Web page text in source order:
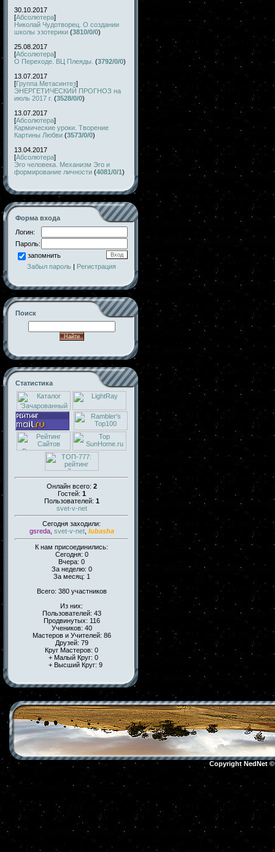
30.10.2017
[Абсолютера]
Николай Чудотворец. О создании
школы эзотерики (3810/0/0)
25.08.2017
[Абсолютера]
О Переходе. ВЦ Плеяды. (3792/0/0)
13.07.2017
[Группа Метасинтез]
ЭНЕРГЕТИЧЕСКИЙ ПРОГНОЗ на
июль 2017 г. (3528/0/0)
13.07.2017
[Абсолютера]
Кармические уроки. Творение
Картины Любви (3573/0/0)
13.04.2017
[Абсолютера]
Эго человека. Механизм Эго и
формирование личности (4081/0/1)
Форма входа
Логин:
Пароль:
запомнить
Забыл пароль | Регистрация
Поиск
Статистика
Онлайн всего: 2
Гостей: 1
Пользователей: 1
svet-v-net
Сегодня заходили:
gsreda, svet-v-net, lubasha
К нам присоединились:
Сегодня: 0
Вчера: 0
За неделю: 0
За месяц: 1
Всего: 380 участников
Из них:
Пользователей: 43
Продвинутых: 116
Учеников: 40
Мастеров и Учителей: 86
Друзей: 79
Круг Мастеров: 0
+ Малый Круг: 0
+ Высший Круг: 9
Copyright NedNet